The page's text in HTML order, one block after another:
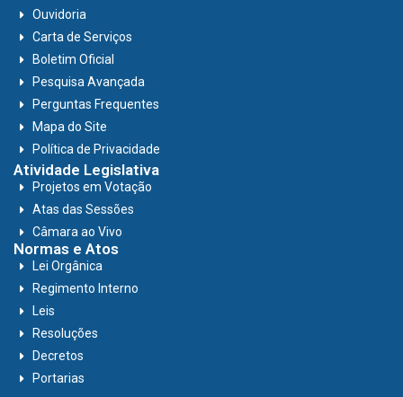
Ouvidoria
Carta de Serviços
Boletim Oficial
Pesquisa Avançada
Perguntas Frequentes
Mapa do Site
Política de Privacidade
Atividade Legislativa
Projetos em Votação
Atas das Sessões
Câmara ao Vivo
Normas e Atos
Lei Orgânica
Regimento Interno
Leis
Resoluções
Decretos
Portarias